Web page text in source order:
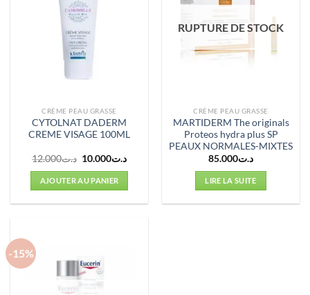
CRÈME PEAU GRASSE
CYTOLNAT DADERM
CREME VISAGE 100ML
د.ت12.000
Le
initial
était :
د.ت12.000.
د.ت10.000
Le
AJOUTER AU PANIER
RUPTURE DE STOCK
CRÈME PEAU GRASSE
MARTIDERM The originals
Proteos hydra plus SP
PEAUX NORMALES-MIXTES
د.ت85.000
LIRE LA SUITE
-15%